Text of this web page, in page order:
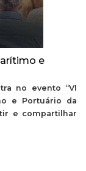
e
no evento “VI
e Portuário da
e compartilhar